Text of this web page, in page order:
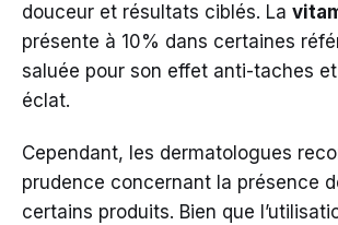
douceur et résultats ciblés. La
présente à 10% dans certaines
saluée pour son effet anti-taches
éclat.
Cependant, les dermatologues
prudence concernant la présence
certains produits. Bien que